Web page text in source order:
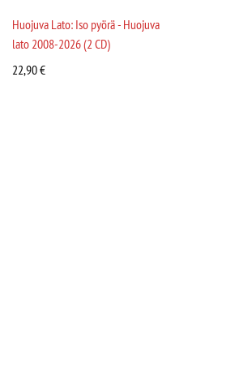
Huojuva Lato: Iso pyörä - Huojuva
lato 2008-2026 (2 CD)
22,90€